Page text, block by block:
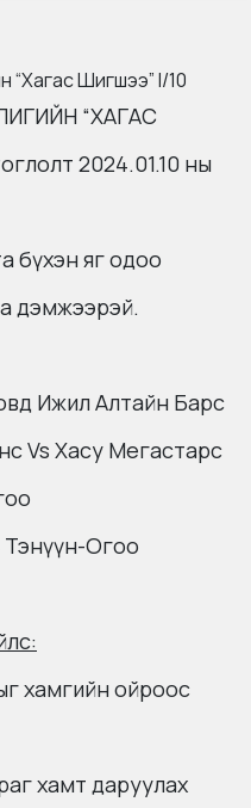
Шигшээ” I/10
“ХАГАС
2024.01.10 ны
бүхэн яг одоо
дэмжээрэй.
Ижил Алтайн Барс
Vs Хасу Мегастарс
Тэнүүн-Огоо
хамгийн ойроос
хамт даруулах